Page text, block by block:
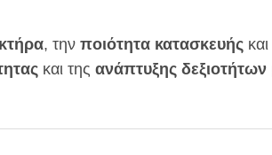
, την ποιότητα κατασκευής
και της ανάπτυξης δεξιοτήτων